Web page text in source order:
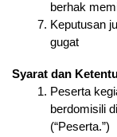
berhak
Keputusan
gugat
Syarat dan
Peserta
berdomisili
(“Peserta.”)